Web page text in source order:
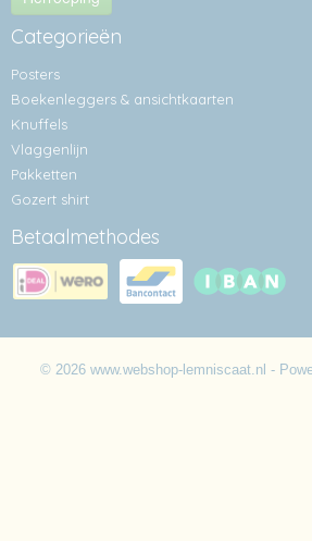
Categorieën
Posters
Boekenleggers & ansichtkaarten
Knuffels
Vlaggenlijn
Pakketten
Gozert shirt
Betaalmethodes
© 2026 www.webshop-lemniscaat.nl -